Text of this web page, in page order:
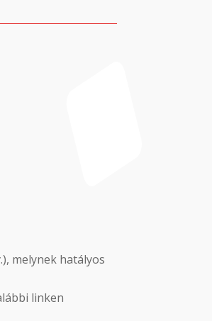
melynek hatályos
linken